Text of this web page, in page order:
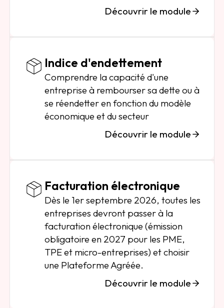
Découvrir le module
Indice d'endettement
Comprendre la capacité d'une
entreprise à rembourser sa dette ou à
se réendetter en fonction du modèle
économique et du secteur
Découvrir le module
Facturation électronique
Dès le 1er septembre 2026, toutes les
entreprises devront passer à la
facturation électronique (émission
obligatoire en 2027 pour les PME,
TPE et micro-entreprises) et choisir
une Plateforme Agréée.
Découvrir le module